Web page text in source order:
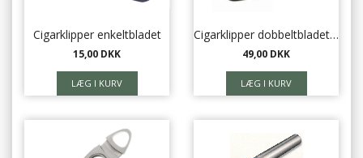
Cigarklipper enkeltbladet
15,00 DKK
Cigarklipper dobbeltbladet - Sort plast
49,00 DKK